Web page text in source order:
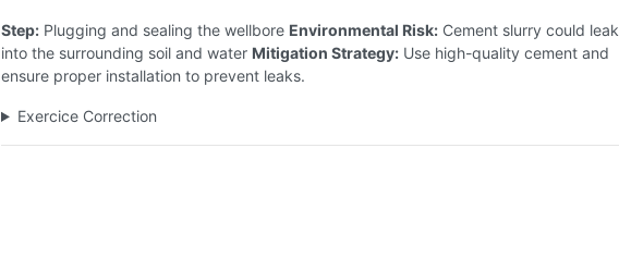
Step: Plugging and sealing the wellbore Environmental Risk: Cement slurry could leak
into the surrounding soil and water Mitigation Strategy: Use high-quality cement and
ensure proper installation to prevent leaks.
Exercice Correction